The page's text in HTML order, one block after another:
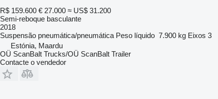
R$ 159.600 € 27.000 ≈ US$ 31.200
Semi-reboque basculante
2018
Suspensão pneumática/pneumática Peso líquido 7.900 kg Eixos 3
Estónia, Maardu
OÜ ScanBalt Trucks/OÜ ScanBalt Trailer
Contacte o vendedor